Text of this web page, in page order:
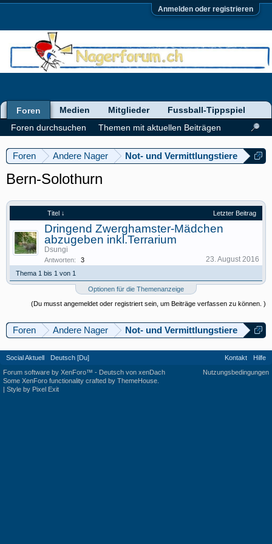
Anmelden oder registrieren
Foren Andere Nager Not- und Vermittlungstiere
Bern-Solothurn
Titel ↓ Letzter Beitrag
Dringend Zwerghamster-Mädchen
abzugeben inkl.Terrarium
Dsungi
Antworten: 3 23. August 2016
Thema 1 bis 1 von 1
Optionen für die Themenanzeige
(Du musst angemeldet oder registriert sein, um Beiträge verfassen zu können. )
Foren Andere Nager Not- und Vermittlungstiere
Foren
Foren durchsuchen
Themen mit aktuellen Beiträgen
Medien Mitglieder Fussball-Tippspiel
Social Aktuell Deutsch [Du] Kontakt
Hilfe
Nutzungsbedingungen
Forum software by XenForo™ - Deutsch von xenDach
Some XenForo functionality crafted by ThemeHouse
| Style by Pixel Exit